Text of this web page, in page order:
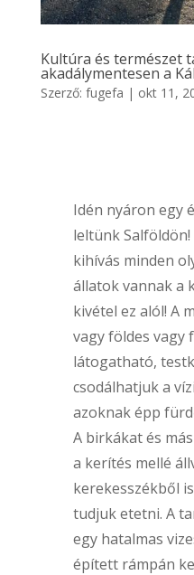
Kultúra és természet
akadálymentesen a
Szerző: fugefa | okt 11,
Idén nyáron egy
leltünk
kihívás minden
állatok vannak a
kivétel ez alól! A
vagy földes vagy
látogatható,
csodálhatjuk a
azoknak épp
A birkákat és
a kerítés mellé
kerekesszékből
tudjuk etetni. A
egy hatalmas
épített rámpán